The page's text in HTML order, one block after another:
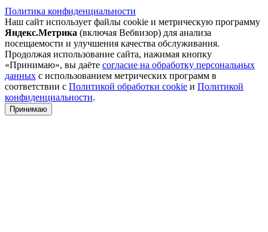
Политика конфиденциальности
Наш сайт использует файлы cookie и метрическую программу
Яндекс.Метрика (включая Вебвизор) для анализа
посещаемости и улучшения качества обслуживания.
Продолжая использование сайта, нажимая кнопку
«Принимаю», вы даёте согласие на обработку персональных
данных с использованием метрических программ в
соответствии с Политикой обработки cookie и Политикой
конфиденциальности.
Принимаю